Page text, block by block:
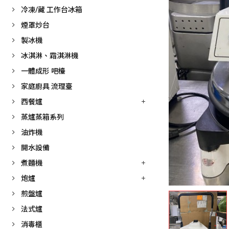
冷凍/藏 工作台冰箱
煙罩炒台
製冰機
冰淇淋、霜淇淋機
一體成形 吧檯
家庭廚具 流理臺
西餐爐
蒸爐蒸箱系列
油炸機
開水設備
煮麵機
炮爐
煎盤爐
法式爐
消毒櫃